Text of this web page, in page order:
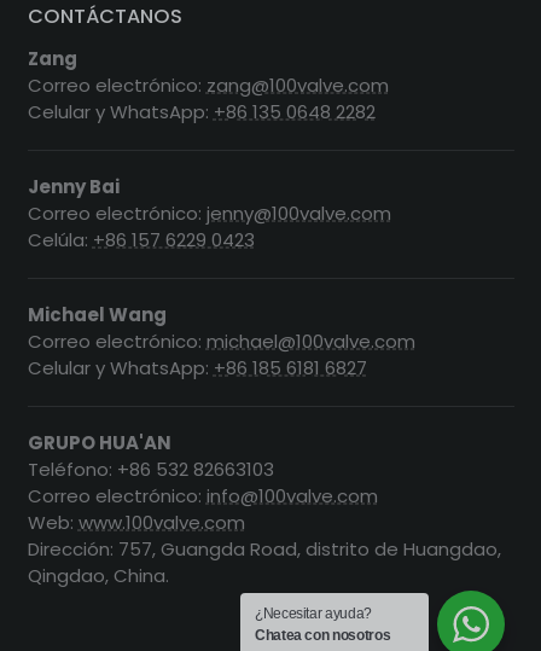
CONTÁCTANOS
Zang
Correo electrónico: zang@100valve.com
Celular y WhatsApp: +86 135 0648 2282
Jenny Bai
Correo electrónico: jenny@100valve.com
Celúla: +86 157 6229 0423
Michael Wang
Correo electrónico: michael@100valve.com
Celular y WhatsApp: +86 185 6181 6827
GRUPO HUA'AN
Teléfono: +86 532 82663103
Correo electrónico: info@100valve.com
Web: www.100valve.com
Dirección: 757, Guangda Road, distrito de Huangdao,
Qingdao, China.
¿Necesitar ayuda?
Chatea con nosotros